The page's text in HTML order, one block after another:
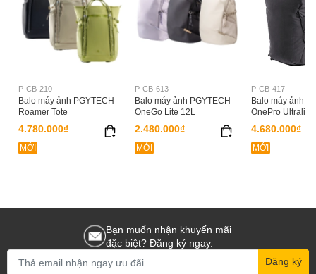
P-CB-210
Balo máy ảnh PGYTECH
Roamer Tote
4.780.000₫
MỚI
P-CB-613
Balo máy ảnh PGYTECH
OneGo Lite 12L
2.480.000₫
MỚI
P-CB-417
Balo máy ảnh
OnePro
4.680.000₫
MỚI
Bạn muốn nhận khuyến mãi
đặc biệt? Đăng ký ngay.
Đăng ký